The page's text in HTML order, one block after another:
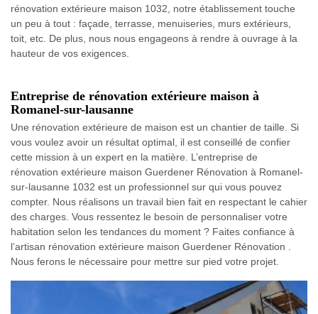
rénovation extérieure maison 1032, notre établissement touche
un peu à tout : façade, terrasse, menuiseries, murs extérieurs,
toit, etc. De plus, nous nous engageons à rendre à ouvrage à la
hauteur de vos exigences.
Entreprise de rénovation extérieure maison à
Romanel-sur-lausanne
Une rénovation extérieure de maison est un chantier de taille. Si
vous voulez avoir un résultat optimal, il est conseillé de confier
cette mission à un expert en la matière. L’entreprise de
rénovation extérieure maison Guerdener Rénovation à Romanel-
sur-lausanne 1032 est un professionnel sur qui vous pouvez
compter. Nous réalisons un travail bien fait en respectant le cahier
des charges. Vous ressentez le besoin de personnaliser votre
habitation selon les tendances du moment ? Faites confiance à
l’artisan rénovation extérieure maison Guerdener Rénovation .
Nous ferons le nécessaire pour mettre sur pied votre projet.